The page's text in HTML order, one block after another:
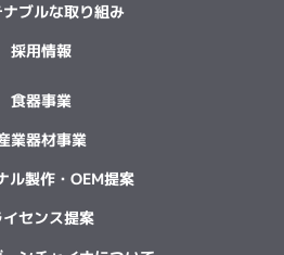
ブルな取り組み
採用情報
食器事業
業器材事業
ル製作・OEM提案
イセンス提案